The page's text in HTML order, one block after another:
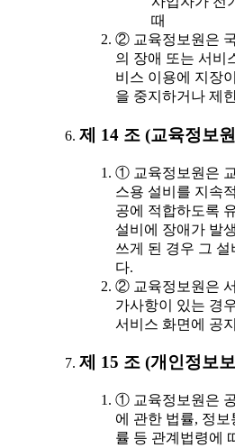
때
② 교육정보원은
의 장애 또는 서비
비스 이용에 지장
을 중지하거나 제
제 14 조 (교육정보
① 교육정보원은
스용 설비를 지속
공에 적합하도록
설비에 장애가 발
쓰게 된 경우 그 설
다.
② 교육정보원은
가사항이 있는 경
서비스 화면에 공
제 15 조 (개인정보
① 교육정보원은
에 관한 법률, 정
률 등 관계법령에